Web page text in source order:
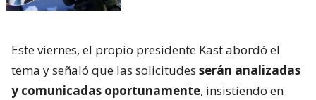
Este viernes, el propio presidente Kast abordó el
tema y señaló que las solicitudes serán analizadas
y comunicadas oportunamente, insistiendo en